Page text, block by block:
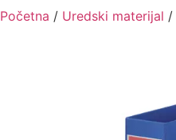
Početna / Uredski materijal /